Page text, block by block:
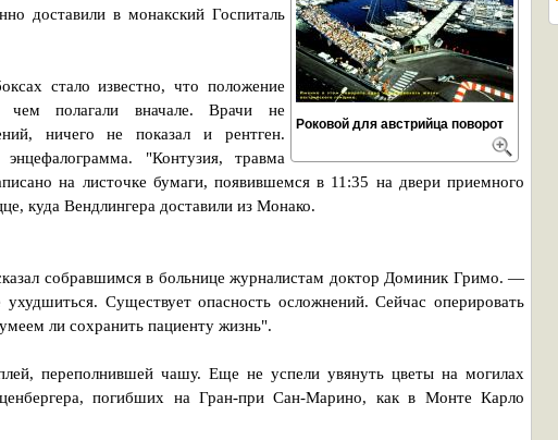
Роковой для австрийца поворот
доставили в монакский Госпиталь
стало известно, что положение
чем полагали вначале. Врачи не
ничего не показал и рентген.
энцефалограмма. "Контузия, травма
на листочке бумаги, появившемся в 11:35 на двери приемного
куда Вендлингера доставили из Монако.
собравшимся в больнице журналистам доктор Доминик Гримо. —
Существует опасность осложнений. Сейчас оперировать
ли сохранить пациенту жизнь".
переполнившей чашу. Еще не успели увянуть цветы на могилах
погибших на Гран-при Сан-Марино, как в Монте Карло